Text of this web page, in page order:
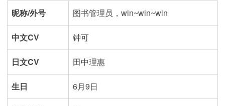
昵称/外号 图书管理员，win~win~win
中文CV 钟可
日文CV 田中理惠
生日 6月9日